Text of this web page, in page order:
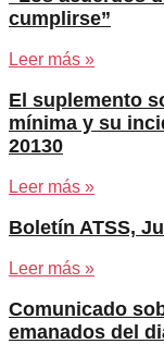
cumplirse”
Leer más »
El suplemento
mínima y su
20130
Leer más »
Boletín ATSS,
Leer más »
Comunicado
emanados del